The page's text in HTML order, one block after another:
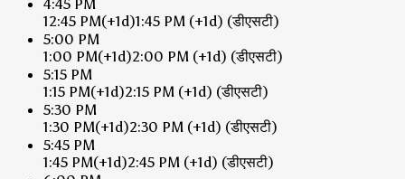
4:45 PM
12:45 PM(+1d)1:45 PM (+1d) (डीएसटी)
5:00 PM
1:00 PM(+1d)2:00 PM (+1d) (डीएसटी)
5:15 PM
1:15 PM(+1d)2:15 PM (+1d) (डीएसटी)
5:30 PM
1:30 PM(+1d)2:30 PM (+1d) (डीएसटी)
5:45 PM
1:45 PM(+1d)2:45 PM (+1d) (डीएसटी)